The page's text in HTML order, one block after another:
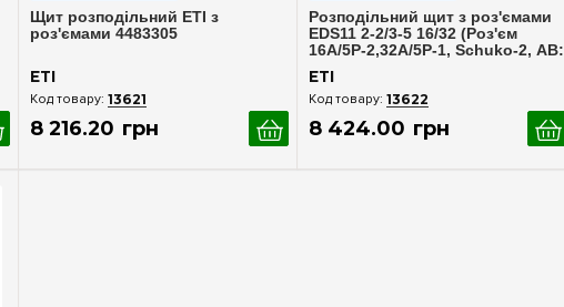
Щит розподільний ETI з
роз'ємами 4483305
ETI
13621
8 216.20 грн
Розподільний щит з роз'ємами
EDS11 2-2/3-5 16/32 (Роз'єм
16A/5P-2,32A/5P-1, Schuko-2, АВ:
4483306
ETI
13622
8 424.00 грн